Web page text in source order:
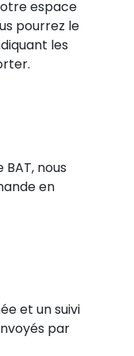
espace
pourrez le
les
nous
en
et un suivi
par